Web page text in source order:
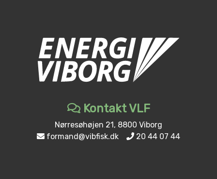
Kontakt VLF
Nørresøhøjen 21, 8800 Viborg
formand@vibfisk.dk
20 44 07 44